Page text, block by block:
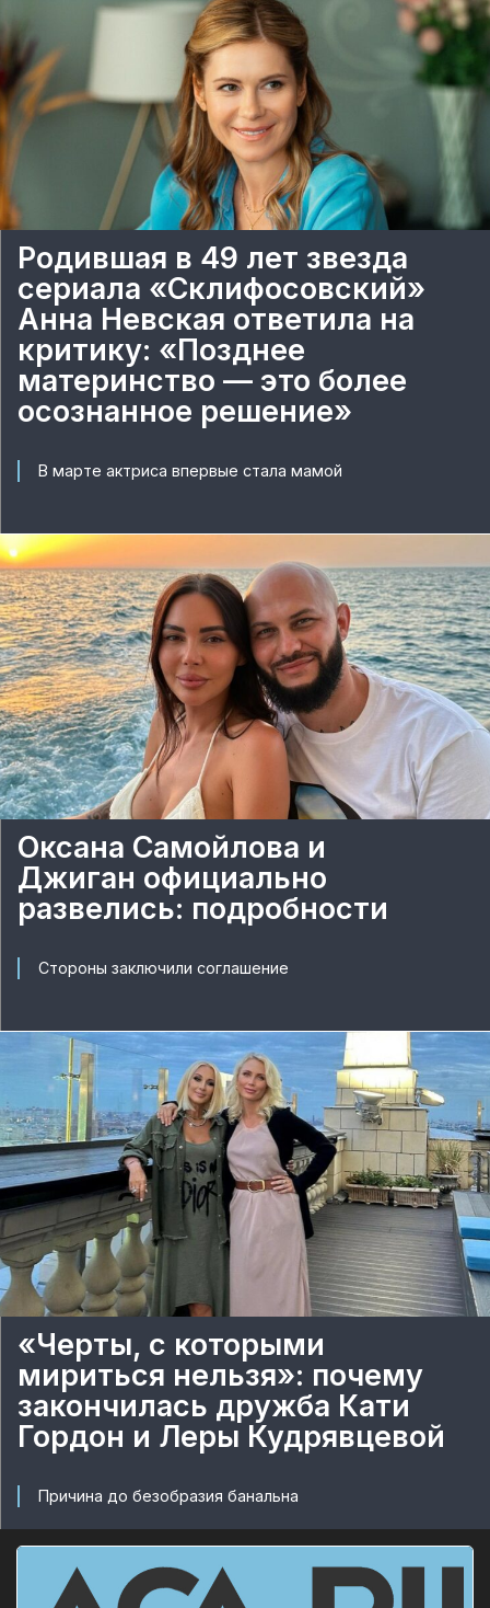
Родившая в 49 лет звезда
сериала «Склифосовский»
Анна Невская ответила на
критику: «Позднее
материнство — это более
осознанное решение»
В марте актриса впервые стала мамой
Оксана Самойлова и
Джиган официально
развелись: подробности
Стороны заключили соглашение
«Черты, с которыми
мириться нельзя»: почему
закончилась дружба Кати
Гордон и Леры Кудрявцевой
Причина до безобразия банальна